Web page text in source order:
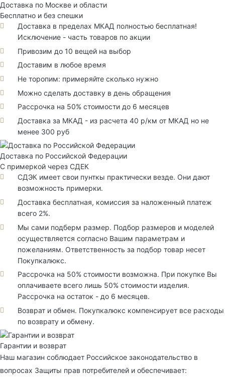
Доставка по Москве и области
Бесплатно и без спешки
Доставка в пределах МКАД полностью бесплатная!
Исключение - часть товаров по акции
Привозим до 10 вещей на выбор
Доставим в любое время
Не торопим: примеряйте сколько нужно
Можно сделать доставку в день обращения
Рассрочка на 50% стоимости до 6 месяцев
Доставка за МКАД - из расчета 40 р/км от МКАД но не
менее 300 руб
Доставка по Российской Федерации
С примеркой через СДЕК
СДЭК имеет свои пунткы практически везде. Они дают
возможность примерки.
Доставка бесплатная, комиссия за наложенный платеж
всего 2%.
Мы сами подберм размер. Подбор размеров и моделей
осуществляется согласно Вашим параметрам и
пожеланиям. Ответственность за подбор товар несет
Покупкалюкс.
Рассрочка на 50% стоимости возможна. При покупке Вы
оплачиваете всего лишь 50% стоимости изделия.
Рассрочка на остаток - до 6 месяцев.
Возврат и обмен. Покупкалюкс компенсирует все расходы
по возврату и обмену.
Гарантии и возврат
Наш магазин соблюдает Российское законодательство в
вопросах Защиты прав потребителей и обеспечивает: